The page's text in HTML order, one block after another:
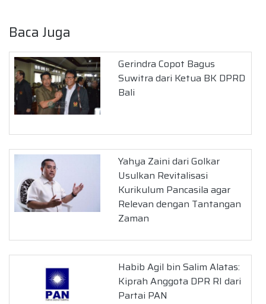
Baca Juga
Gerindra Copot Bagus
Suwitra dari Ketua BK DPRD
Bali
Yahya Zaini dari Golkar
Usulkan Revitalisasi
Kurikulum Pancasila agar
Relevan dengan Tantangan
Zaman
Habib Agil bin Salim Alatas:
Kiprah Anggota DPR RI dari
Partai PAN